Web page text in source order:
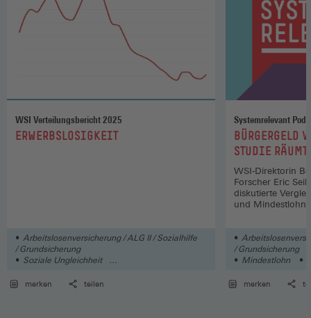
WSI Verteilungsbericht 2025
:ERWERBSLOSIGKEIT
Arbeitslosenversicherung / ALG II / Sozialhilfe
/ Grundsicherung
Soziale Ungleichheit
merken
teilen
Systemrelevant
:BÜRGERGELD
STUDIE
WSI-Direktorin
Forscher Eric
diskutierte
und Mindestlohn.
/ Grundsicherung
Mindestlohn
merken